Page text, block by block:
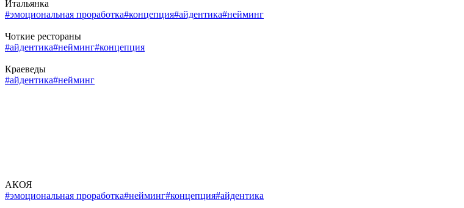
Итальянка
#эмоциональная проработка#концепция#айдентика#нейминг
Чоткие рестораны
#айдентика#нейминг#концепция
Краеведы
#айдентика#нейминг
АКОЯ
#эмоциональная проработка#нейминг#концепция#айдентика